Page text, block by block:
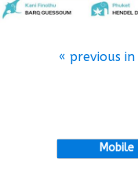
« previous
Mobile